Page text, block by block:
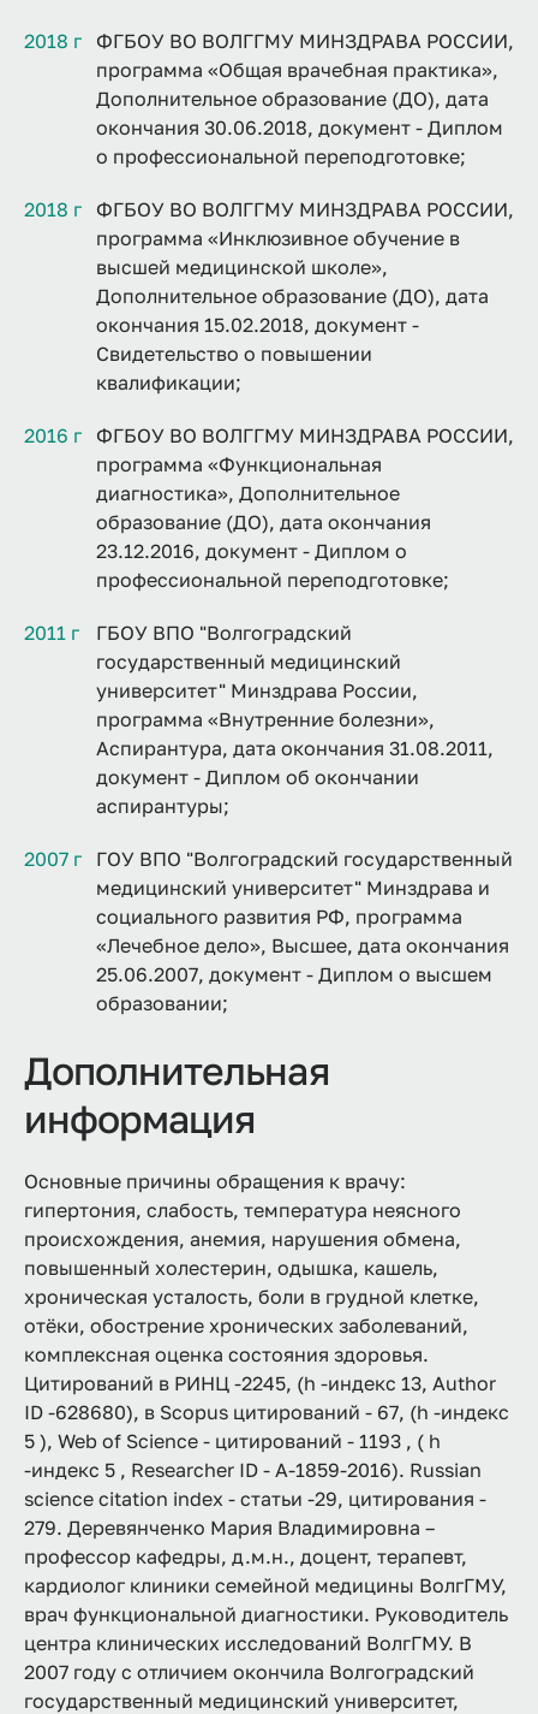
2018 г
ФГБОУ ВО ВОЛГГМУ МИНЗДРАВА РОССИИ,
программа «Общая врачебная практика»,
Дополнительное образование (ДО), дата
окончания 30.06.2018, документ - Диплом
о профессиональной переподготовке;
2018 г
ФГБОУ ВО ВОЛГГМУ МИНЗДРАВА РОССИИ,
программа «Инклюзивное обучение в
высшей медицинской школе»,
Дополнительное образование (ДО), дата
окончания 15.02.2018, документ -
Свидетельство о повышении
квалификации;
2016 г
ФГБОУ ВО ВОЛГГМУ МИНЗДРАВА РОССИИ,
программа «Функциональная
диагностика», Дополнительное
образование (ДО), дата окончания
23.12.2016, документ - Диплом о
профессиональной переподготовке;
2011 г
ГБОУ ВПО "Волгоградский
государственный медицинский
университет" Минздрава России,
программа «Внутренние болезни»,
Аспирантура, дата окончания 31.08.2011,
документ - Диплом об окончании
аспирантуры;
2007 г
ГОУ ВПО "Волгоградский государственный
медицинский университет" Минздрава и
социального развития РФ, программа
«Лечебное дело», Высшее, дата окончания
25.06.2007, документ - Диплом о высшем
образовании;
Дополнительная
информация
Основные причины обращения к врачу:
гипертония, слабость, температура неясного
происхождения, анемия, нарушения обмена,
повышенный холестерин, одышка, кашель,
хроническая усталость, боли в грудной клетке,
отёки, обострение хронических заболеваний,
комплексная оценка состояния здоровья.
Цитирований в РИНЦ -2245, (h -индекс 13, Author
ID -628680), в Scopus цитирований - 67, (h -индекс
5 ), Web of Science - цитирований - 1193 , ( h
-индекс 5 , Researcher ID - A-1859-2016). Russian
science citation index - статьи -29, цитирования -
279. Деревянченко Мария Владимировна –
профессор кафедры, д.м.н., доцент, терапевт,
кардиолог клиники семейной медицины ВолгГМУ,
врач функциональной диагностики. Руководитель
центра клинических исследований ВолгГМУ. В
2007 году с отличием окончила Волгоградский
государственный медицинский университет,